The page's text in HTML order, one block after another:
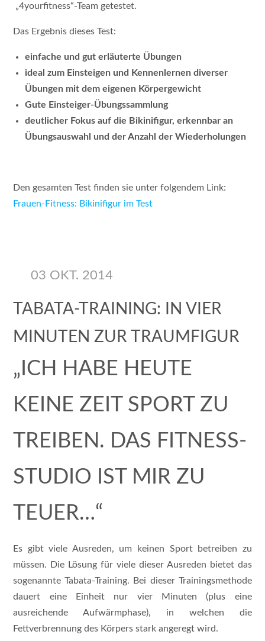
„4yourfitness“-Team getestet.
Das Ergebnis dieses Test:
einfache und gut erläuterte Übungen
ideal zum Einsteigen und Kennenlernen diverser
Übungen mit dem eigenen Körpergewicht
Gute Einsteiger-Übungssammlung
deutlicher Fokus auf die Bikinifigur, erkennbar an
Übungsauswahl und der Anzahl der Wiederholungen
Den gesamten Test finden sie unter folgendem Link:
Frauen-Fitness: Bikinifigur im Test
03 OKT. 2014
TABATA-TRAINING: IN VIER
MINUTEN ZUR TRAUMFIGUR
„ICH HABE HEUTE
KEINE ZEIT SPORT ZU
TREIBEN. DAS FITNESS-
STUDIO IST MIR ZU
TEUER…“
Es gibt viele Ausreden, um keinen Sport betreiben zu
müssen. Die Lösung für viele dieser Ausreden bietet das
sogenannte Tabata-Training. Bei dieser Trainingsmethode
dauert eine Einheit nur vier Minuten (plus eine
ausreichende Aufwärmphase), in welchen die
Fettverbrennung des Körpers stark angeregt wird.